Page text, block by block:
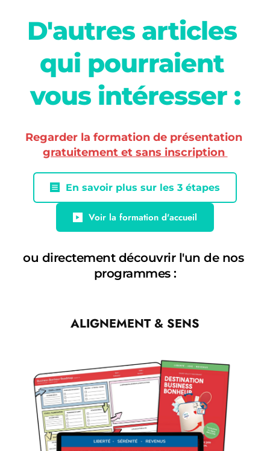
D'autres articles
qui pourraient
vous intéresser :
Regarder la formation de présentation
gratuitement et sans inscription
En savoir plus sur les 3 étapes
Voir la formation d'accueil
ou directement découvrir l'un de nos
programmes :
ALIGNEMENT & SENS